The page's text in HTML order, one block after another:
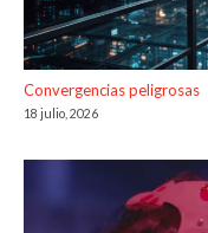
Convergencias peligrosas
18 julio, 2026